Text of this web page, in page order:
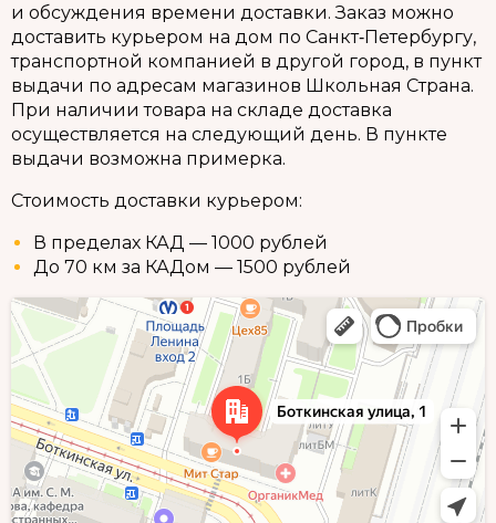
и обсуждения времени доставки. Заказ можно
доставить курьером на дом по Санкт‑Петербургу,
транспортной компанией в другой город, в пункт
выдачи по адресам магазинов Школьная Страна.
При наличии товара на складе доставка
осуществляется на следующий день. В пункте
выдачи возможна примерка.
Стоимость доставки курьером:
В пределах КАД — 1000 рублей
До 70 км за КАДом — 1500 рублей